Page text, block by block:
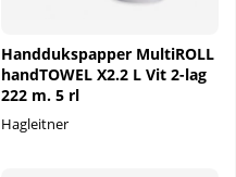
Handdukspapper MultiROLL
handTOWEL X2.2 L Vit 2-lag
222 m. 5 rl
Hagleitner